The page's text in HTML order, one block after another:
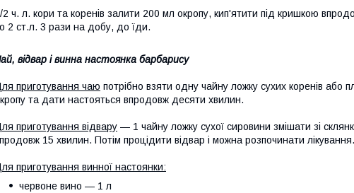
2 ч. л. кори та коренів залити 200 мл окропу, кип'ятити під кришкою
2 ст.л. 3 рази на добу, до їди.
відвар і винна настоянка барбарису
приготування чаю потрібно взяти одну чайну ложку сухих коренів або
та дати настояться впродовж десяти хвилин.
приготування відвару — 1 чайну ложку сухої сировини змішати зі
15 хвилин. Потім процідити відвар і можна розпочинати лікування.
приготування винної настоянки:
червоне вино — 1 л